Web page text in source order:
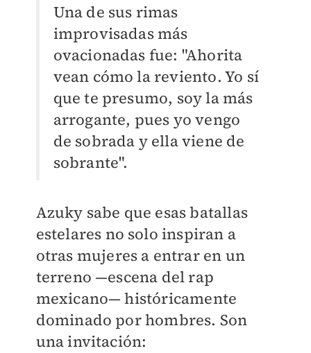
Una de sus rimas
improvisadas más
ovacionadas fue: "Ahorita
vean cómo la reviento. Yo sí
que te presumo, soy la más
arrogante, pues yo vengo
de sobrada y ella viene de
sobrante".
Azuky sabe que esas batallas
estelares no solo inspiran a
otras mujeres a entrar en un
terreno —escena del rap
mexicano— históricamente
dominado por hombres. Son
una invitación: